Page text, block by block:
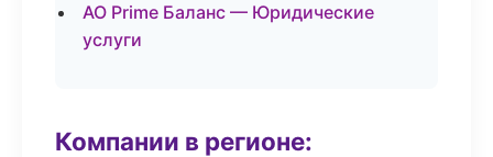
АО Prime Баланс — Юридические
услуги
Компании в регионе: